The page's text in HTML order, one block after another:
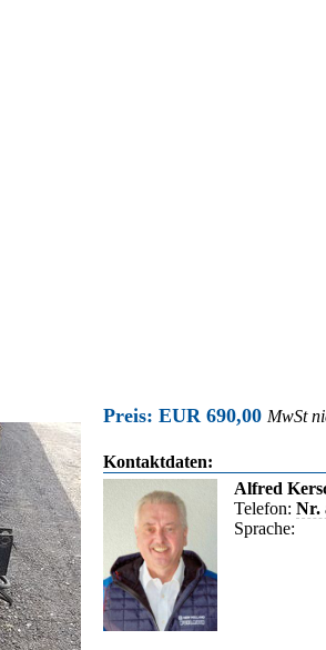
Preis: EUR 690,00 MwSt
Kontaktdaten:
Alfred
Telefon: Nr.
Sprache: